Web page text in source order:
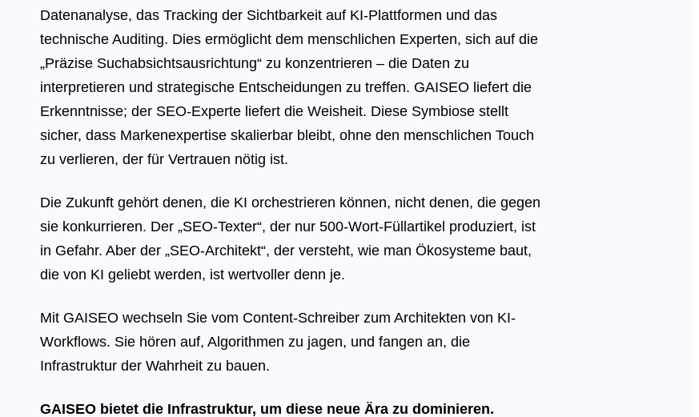
Datenanalyse, das Tracking der Sichtbarkeit auf KI-Plattformen und das
technische Auditing. Dies ermöglicht dem menschlichen Experten, sich auf die
„Präzise Suchabsichtsausrichtung“ zu konzentrieren – die Daten zu
interpretieren und strategische Entscheidungen zu treffen. GAISEO liefert die
Erkenntnisse; der SEO-Experte liefert die Weisheit. Diese Symbiose stellt
sicher, dass Markenexpertise skalierbar bleibt, ohne den menschlichen Touch
zu verlieren, der für Vertrauen nötig ist.
Die Zukunft gehört denen, die KI orchestrieren können, nicht denen, die gegen
sie konkurrieren. Der „SEO-Texter“, der nur 500-Wort-Füllartikel produziert, ist
in Gefahr. Aber der „SEO-Architekt“, der versteht, wie man Ökosysteme baut,
die von KI geliebt werden, ist wertvoller denn je.
Mit GAISEO wechseln Sie vom Content-Schreiber zum Architekten von KI-
Workflows. Sie hören auf, Algorithmen zu jagen, und fangen an, die
Infrastruktur der Wahrheit zu bauen.
GAISEO bietet die Infrastruktur, um diese neue Ära zu dominieren.